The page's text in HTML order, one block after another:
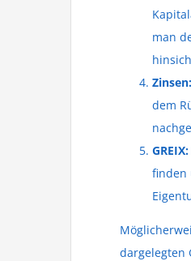
man
Zinsen:
dem
GREIX:
finden
dargelegten